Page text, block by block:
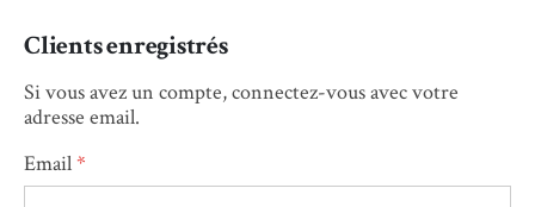
Clients enregistrés
Si vous avez un compte, connectez-vous avec votre
adresse email.
Email